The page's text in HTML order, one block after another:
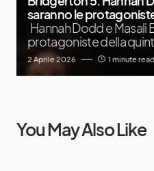
saranno le
Hannah Dodd e Masali
protagoniste della
2 Aprile 2026 1 minute read
You May Also Like